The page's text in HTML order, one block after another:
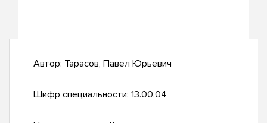
Автор: Тарасов, Павел Юрьевич
Шифр специальности: 13.00.04